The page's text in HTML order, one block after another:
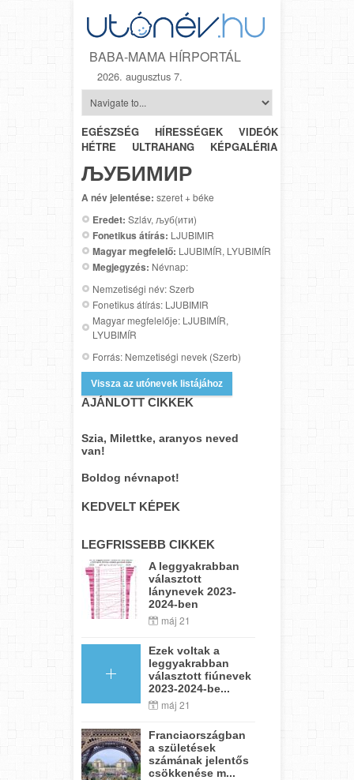
BABA-MAMA HÍRPORTÁL
2026. augusztus 7.
EGÉSZSÉG HÍRESSÉGEK VIDEÓK
HÉTRŐL-
HÉTRE
ULTRAHANG KÉPGALÉRIA
ЉУБИМИР
A név jelentése: szeret + béke
Eredet: Szláv, љуб(ити)
Fonetikus átírás: LJUBIMIR
Magyar megfelelő: LJUBIMÍR, LYUBIMÍR
Megjegyzés: Névnap:
Nemzetiségi név: Szerb
Fonetikus átírás: LJUBIMIR
Magyar megfelelője: LJUBIMÍR,
LYUBIMÍR
Forrás: Nemzetiségi nevek (Szerb)
Vissza az utónevek listájához
AJÁNLOTT CIKKEK
Szia, Milettke, aranyos neved
van!
Boldog névnapot!
KEDVELT KÉPEK
LEGFRISSEBB CIKKEK
A leggyakrabban
választott
lánynevek 2023-
2024-ben
máj 21
Ezek voltak a
leggyakrabban
választott fiúnevek
2023-2024-be...
máj 21
Franciaországban
a születések
számának jelentős
csökkenése m...